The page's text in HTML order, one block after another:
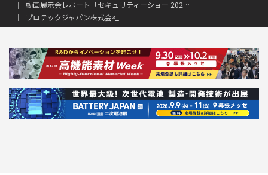
動画展示会レポート「セキュリティーショー 2025」
プロテックジャパン株式会社